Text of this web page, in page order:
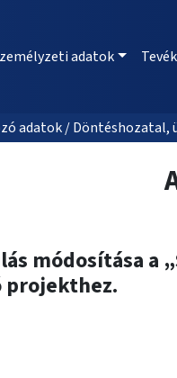
adatok
adatok / Döntéshozatal,
módosítása
projekthez.